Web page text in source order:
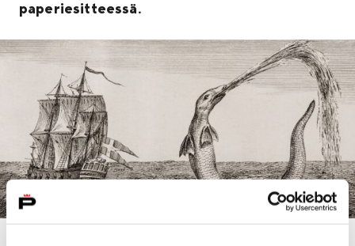
paperiesitteessä.